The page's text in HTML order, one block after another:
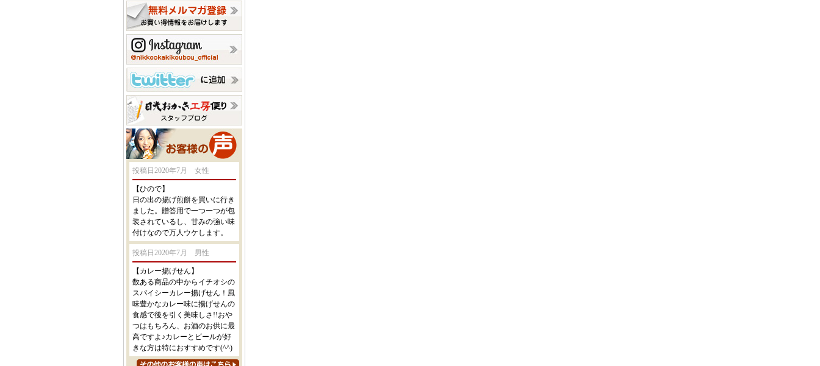
投稿日2020年7月 女性
【ひので】
日の出の揚げ煎餅を買いに行き
ました。贈答用で一つ一つが包
装されているし、甘みの強い味
付けなので万人ウケします。
投稿日2020年7月 男性
【カレー揚げせん】
数ある商品の中からイチオシの
スパイシーカレー揚げせん！風
味豊かなカレー味に揚げせんの
食感で後を引く美味しさ!!おや
つはもちろん、お酒のお供に最
高ですよ♪カレーとビールが好
きな方は特におすすめです(^^)